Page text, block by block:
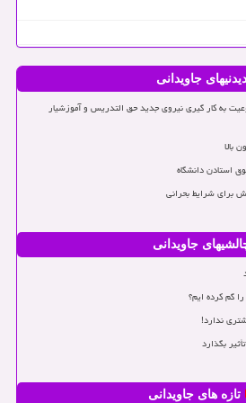
دیدنیهای جاویدانی
به کار گیری نیروی جدید حق التدریس و آموزشیار
بالا
استادن دانشگاه
برای شرایط بحرانی
جاویدانی
گم کرده ایم؟
بگذارد
تازه های جاویدانی